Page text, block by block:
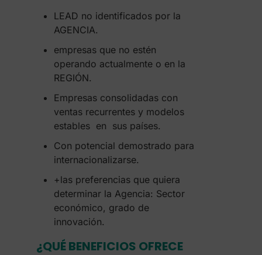
LEAD no identificados por la
AGENCIA.
empresas que no estén
operando actualmente o en la
REGIÓN.
Empresas consolidadas con
ventas recurrentes y modelos
estables en sus países.
Con potencial demostrado para
internacionalizarse.
+las preferencias que quiera
determinar la Agencia: Sector
económico, grado de
innovación.
¿QUÉ BENEFICIOS OFRECE